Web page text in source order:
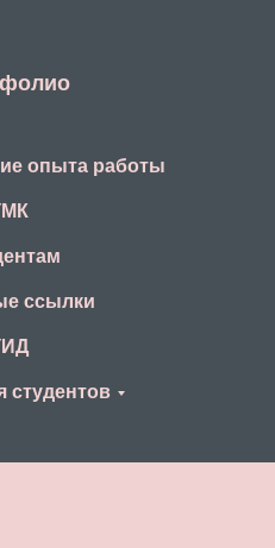
опыта работы
ссылки
студентов